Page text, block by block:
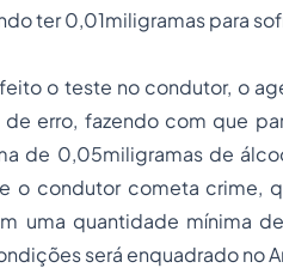
ter 0,01miligramas para
o teste no condutor, o
erro, fazendo com que
de 0,05miligramas de
o condutor cometa crime,
uma quantidade mínima
será enquadrado no